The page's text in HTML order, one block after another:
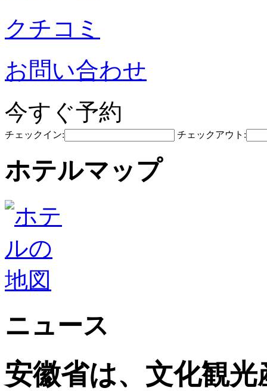
クチコミ
お問い合わせ
今すぐ予約
チェックイン: チェックアウト:
ホテルマップ
ニュース
安徽省は、文化観